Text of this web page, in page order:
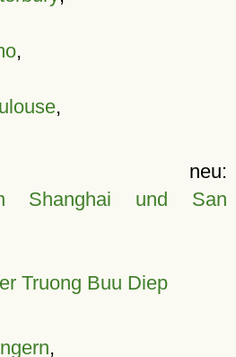
,
,
Shanghai und San
Truong Buu Diep
,